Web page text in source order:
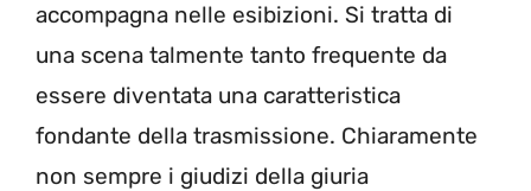
accompagna nelle esibizioni. Si tratta di
una scena talmente tanto frequente da
essere diventata una caratteristica
fondante della trasmissione. Chiaramente
non sempre i giudizi della giuria